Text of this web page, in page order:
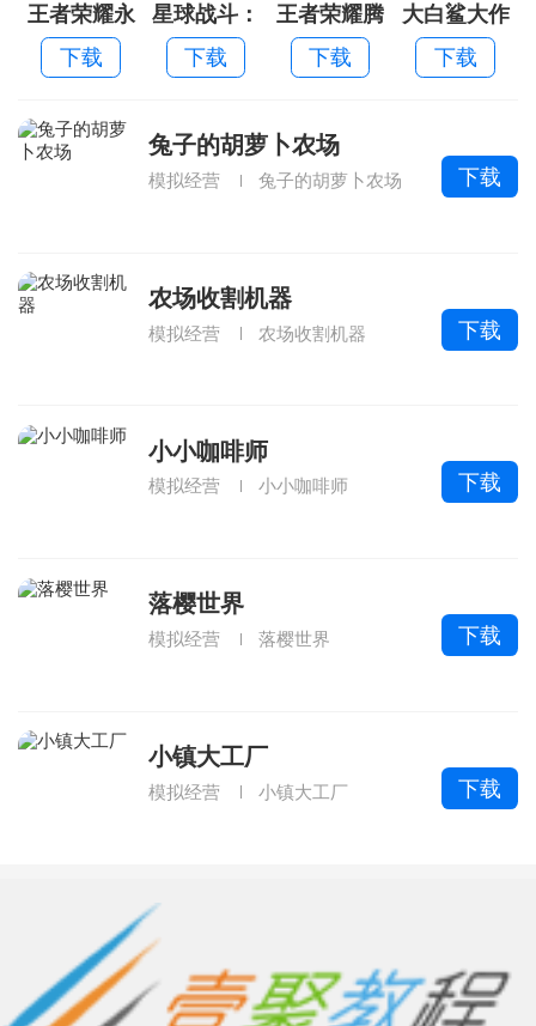
王者荣耀永
不升级老版
本
下载
星球战斗：
旋转太空
下载
王者荣耀腾
讯手机版
下载
大白鲨大作
战2026
下载
兔子的胡萝卜农场
模拟经营 兔子的胡萝卜农场 下载
农场收割机器
模拟经营 农场收割机器 下载
小小咖啡师
模拟经营 小小咖啡师 下载
落樱世界
模拟经营 落樱世界 下载
小镇大工厂
模拟经营 小镇大工厂 下载